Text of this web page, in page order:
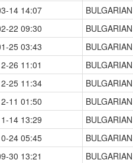
14 14:07
22 09:30
25 03:43
26 11:01
25 11:34
11 01:50
14 13:29
24 05:45
30 13:21